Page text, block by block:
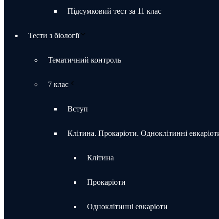
Підсумковий тест за 11 клас
Тести з біології
Тематичний контроль
7 клас
Вступ
Клітина. Прокаріоти. Одноклітинні
Клітина
Прокаріоти
Одноклітинні евкаріоти